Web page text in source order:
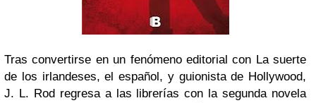
Tras convertirse en un fenómeno editorial con La suerte
de los irlandeses, el español, y guionista de Hollywood,
J. L. Rod regresa a las librerías con la segunda novela